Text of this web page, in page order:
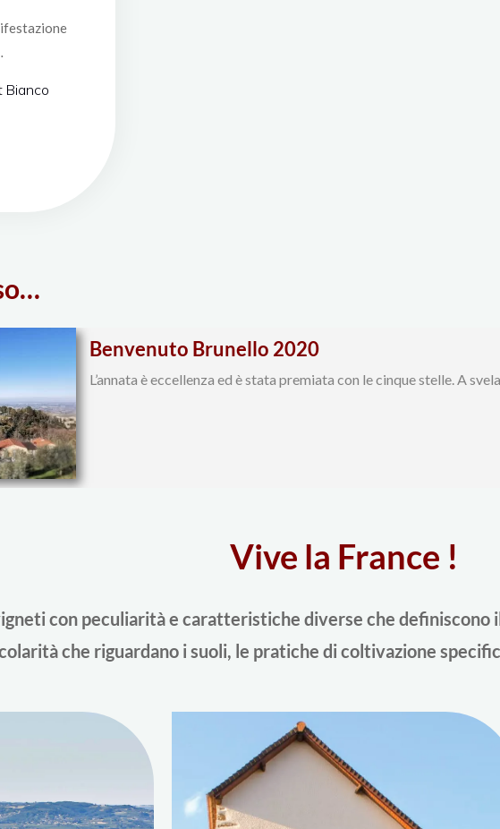
Bianco
Benvenuto Brunello 2020
L’annata è eccellenza ed è stata premiata con le cinque stelle. A
Vive la France !
con peculiarità e caratteristiche diverse che definiscono
che riguardano i suoli, le pratiche di coltivazione